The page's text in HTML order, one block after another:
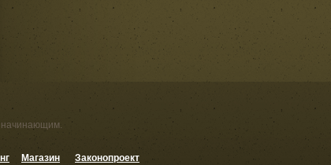
начинающим.
Магазин Законопроект